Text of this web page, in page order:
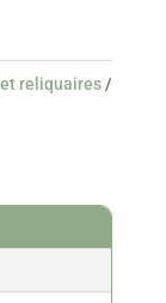
reliquaires